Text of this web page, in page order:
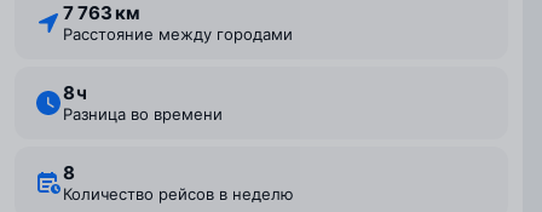
7 763 км
Расстояние между городами
8 ⁠ч
Разница во времени
8
Количество рейсов в неделю